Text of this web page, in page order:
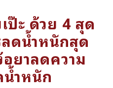
ป๊ะ ด้วย 4 สุด
ดน้ำหนักสุด
ยาลดความ
ำหนัก